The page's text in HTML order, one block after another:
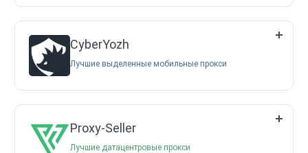
CyberYozh
Лучшие выделенные мобильные прокси
Proxy-Seller
Лучшие датацентровые прокси